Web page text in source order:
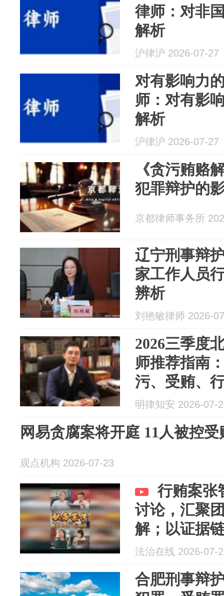
律师：对非
解析
沪律沪 2026-07-27
对有影响力
师：对有影
解析
沪律沪 2026-07-27
《贪污贿赂
犯罪辩护的
京都律师事务所
辽宁刑事辩
家工作人员
辨析
刘艳敏律师 2026-
2026三季度
师推荐指南
污、受贿、
明律知安 2026-07-
网易贪腐案将开庭 11人被控
观点机构 2026-07-23
行贿案张
讨论，汇聚
解；以证据
身定制辩护
当事人合法
法治在线 2026-07-
合肥刑事辩